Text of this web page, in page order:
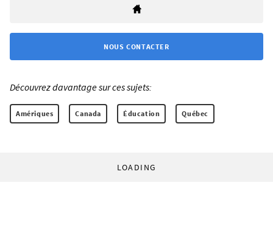
NOUS CONTACTER
Découvrez davantage sur ces sujets:
Amériques Canada Éducation Québec
LOADING